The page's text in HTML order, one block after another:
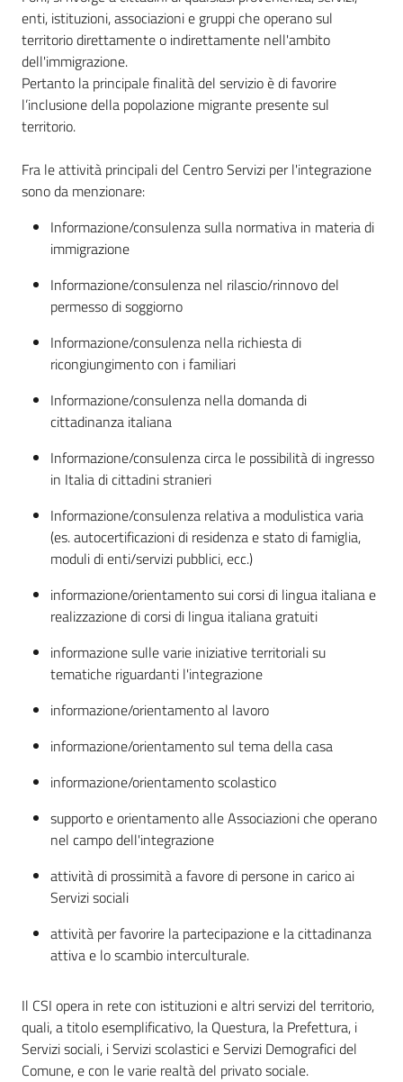
enti, istituzioni, associazioni e gruppi che operano sul
territorio direttamente o indirettamente nell'ambito
dell'immigrazione.
Pertanto la principale finalità del servizio è di favorire
l’inclusione della popolazione migrante presente sul
territorio.
Fra le attività principali del Centro Servizi per l'integrazione
sono da menzionare:
Informazione/consulenza sulla normativa in materia di
immigrazione
Informazione/consulenza nel rilascio/rinnovo del
permesso di soggiorno
Informazione/consulenza nella richiesta di
ricongiungimento con i familiari
Informazione/consulenza nella domanda di
cittadinanza italiana
Informazione/consulenza circa le possibilità di ingresso
in Italia di cittadini stranieri
Informazione/consulenza relativa a modulistica varia
(es. autocertificazioni di residenza e stato di famiglia,
moduli di enti/servizi pubblici, ecc.)
informazione/orientamento sui corsi di lingua italiana e
realizzazione di corsi di lingua italiana gratuiti
informazione sulle varie iniziative territoriali su
tematiche riguardanti l'integrazione
informazione/orientamento al lavoro
informazione/orientamento sul tema della casa
informazione/orientamento scolastico
supporto e orientamento alle Associazioni che operano
nel campo dell'integrazione
attività di prossimità a favore di persone in carico ai
Servizi sociali
attività per favorire la partecipazione e la cittadinanza
attiva e lo scambio interculturale.
Il CSI opera in rete con istituzioni e altri servizi del territorio,
quali, a titolo esemplificativo, la Questura, la Prefettura, i
Servizi sociali, i Servizi scolastici e Servizi Demografici del
Comune, e con le varie realtà del privato sociale.